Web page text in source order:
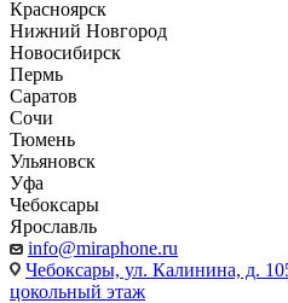
Красноярск
Нижний Новгород
Новосибирск
Пермь
Саратов
Сочи
Тюмень
Ульяновск
Уфа
Чебоксары
Ярославль
info@miraphone.ru
Чебоксары, ул. Калинина, д.
цокольный этаж